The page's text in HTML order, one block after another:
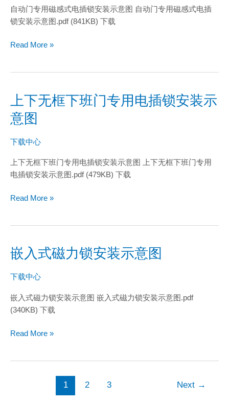
自动门专用磁感式电插锁安装示意图 自动门专用磁感式电插
锁安装示意图.pdf (841KB) 下载
磁
感
电
示
意
图
Read More »
上下无框下班门专用电插锁安装示
意图
下载中心
上下无框下班门专用电插锁安装示意图 上下无框下班门专用
电插锁安装示意图.pdf (479KB) 下载
上
下
无
下
班
门
用
装
意
图
Read More »
嵌入式磁力锁安装示意图
下载中心
嵌入式磁力锁安装示意图 嵌入式磁力锁安装示意图.pdf
(340KB) 下载
嵌
入
式
力
锁
装
意
Read More »
1 2 3 Next →